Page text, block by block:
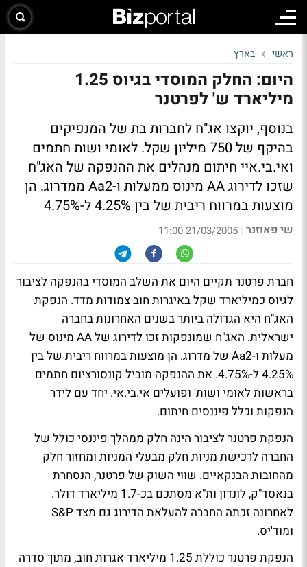
ראשי בארץ
היום: החלק המוסדי בגיוס 1.25
מיליארד ש' לפרטנר
בנוסף, יוקצו אג"ח לחברות בת של המנפיקים
בהיקף של 750 מיליון שקל. לאומי ושות חתמים
ואי.בי.איי חיתום מנהלים את ההנפקה של האג"ח
שזכו לדירוג AA מינוס ממעלות ו-Aa2 ממדרוג. הן
מוצעות במרווח ריבית של בין 4.25% ל-4.75%
שי פאוזנר |
21/03/2005 11:00
חברת פרטנר תקיים היום את השלב המוסדי בהנפקה לציבור
לגיוס כמיליארד שקל באיגרות חוב צמודות מדד. הנפקת
האג"ח היא הגדולה ביותר בשנים האחרונות בחברה
ישראלית. האג"ח שמונפקות זכו לדירוג של AA מינוס של
מעלות ו-Aa2 של מדרוג. הן מוצעות במרווח ריבית של בין
4.25% ל-4.75%. את ההנפקה מוביל קונסורציום חתמים
בראשות לאומי ושות' ופועלים אי.בי.אי. יחד עם לידר
הנפקות וכלל פיננסים חיתום.
הנפקת פרטנר לציבור הינה חלק ממהלך פיננסי כולל של
החברה לרכישת מניות חלק מבעלי המניות ומחזור חלק
מהחובות הבנקאיים. שווי השוק של פרטנר, הנסחרת
בנאסד"ק, לונדון ות"א מסתכם בכ-1.7 מיליארד דולר.
לאחרונה זכתה החברה להעלאת הדירוג גם מצד S&P
ומוד'יס.
הנפקת פרטנר כוללת 1.25 מיליארד אגרות חוב, מתוך סדרה